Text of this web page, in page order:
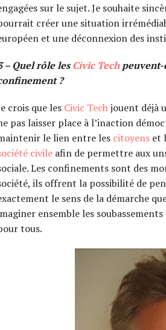
sur le sujet. Je souhaite
créer une situation
et une déconnexion des
– Quel rôle lesCivic Techpeuvent-
?
crois que les Civic Techjouent déjà
pas laisser place à l’inaction
le lien entre les citoyens et
civile afin de permettre aux
Les confinements sont des
ils offrent la possibilité de
le sens de la démarche
ensemble les
tous.